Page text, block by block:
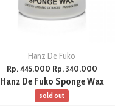
Hanz De Fuko
Rp. 445,000Rp. 340,000
Hanz De Fuko Sponge Wax
sold out